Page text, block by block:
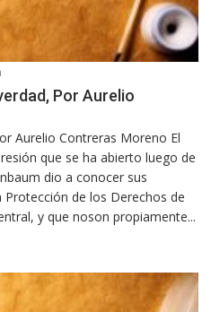
Por Aurelio
Aurelio Contreras Moreno El
que se ha abierto luego de
dio a conocer sus
de los Derechos de
y que noson propiamente...